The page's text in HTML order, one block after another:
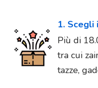
1. Scegli
Più di
tra cui
tazze,